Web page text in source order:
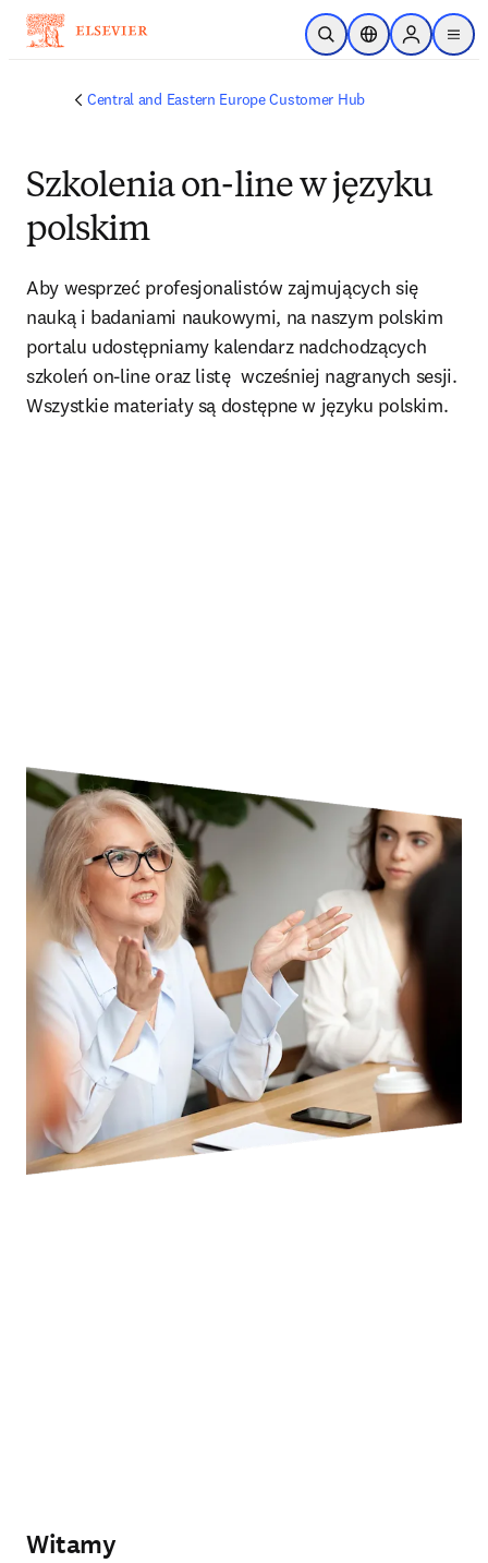
Saltar al contenido principal
Abrir búsqueda
Selector deSign in to
menu
Central and Eastern Europe Customer Hub
Szkolenia on-line w języku
polskim
Aby wesprzeć profesjonalistów zajmujących się
nauką i badaniami naukowymi, na naszym polskim
portalu udostępniamy kalendarz nadchodzących
szkoleń on-line oraz listę  wcześniej nagranych sesji.
Wszystkie materiały są dostępne w języku polskim.
Witamy